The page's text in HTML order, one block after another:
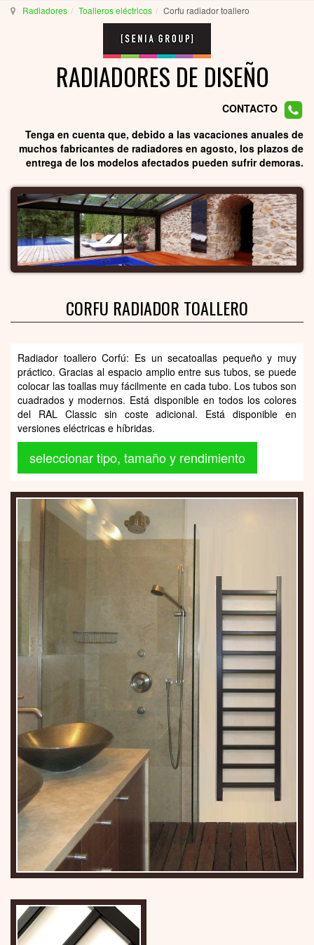
Radiadores Toalleros eléctricos Corfu radiador toallero
RADIADORES DE DISEÑO
CONTACTO
Tenga en cuenta que, debido a las vacaciones anuales de
muchos fabricantes de radiadores en agosto, los plazos de
entrega de los modelos afectados pueden sufrir demoras.
CORFU RADIADOR TOALLERO
Radiador toallero Corfú: Es un secatoallas pequeño y muy
práctico. Gracias al espacio amplio entre sus tubos, se puede
colocar las toallas muy fácilmente en cada tubo. Los tubos son
cuadrados y modernos. Está disponible en todos los colores
del RAL Classic sin coste adicional. Está disponible en
versiones eléctricas e híbridas.
seleccionar tipo, tamaño y rendimiento